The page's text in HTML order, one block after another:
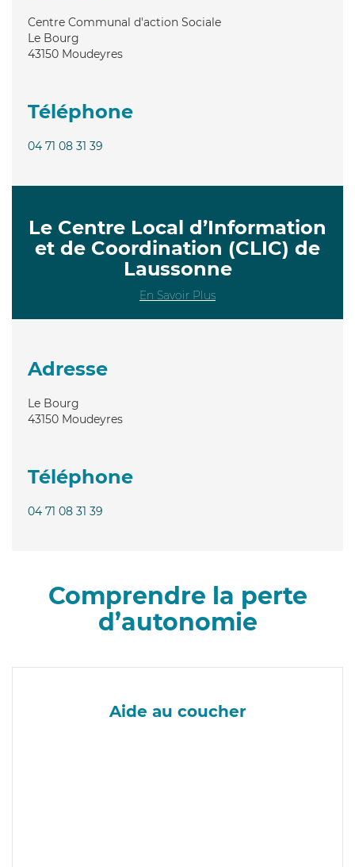
Centre Communal d'action Sociale
Le Bourg
43150 Moudeyres
Téléphone
04 71 08 31 39
Le Centre Local d’Information
et de Coordination (CLIC) de
Laussonne
En Savoir Plus
Adresse
Le Bourg
43150 Moudeyres
Téléphone
04 71 08 31 39
Comprendre la perte
d’autonomie
Aide au coucher